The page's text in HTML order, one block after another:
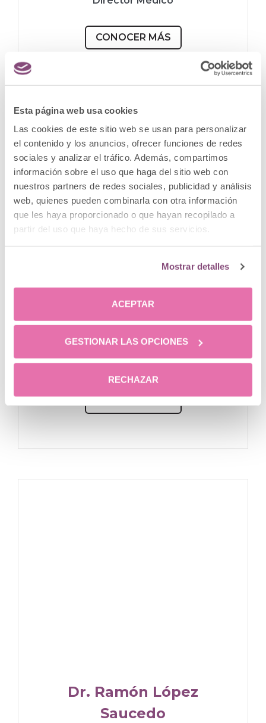
Esta página web usa cookies
Las cookies de este sitio web se usan para personalizar
el contenido y los anuncios, ofrecer funciones de redes
sociales y analizar el tráfico. Además, compartimos
información sobre el uso que haga del sitio web con
nuestros partners de redes sociales, publicidad y análisis
web, quienes pueden combinarla con otra información
que les haya proporcionado o que hayan recopilado a
partir del uso que haya hecho de sus servicios.
Mostrar detalles
ACEPTAR
GESTIONAR LAS OPCIONES
RECHAZAR
CONOCER MÁS
Dr. Nikolaos Antoniadis
Cirujano Plástico
Dr. Ramón López
Saucedo